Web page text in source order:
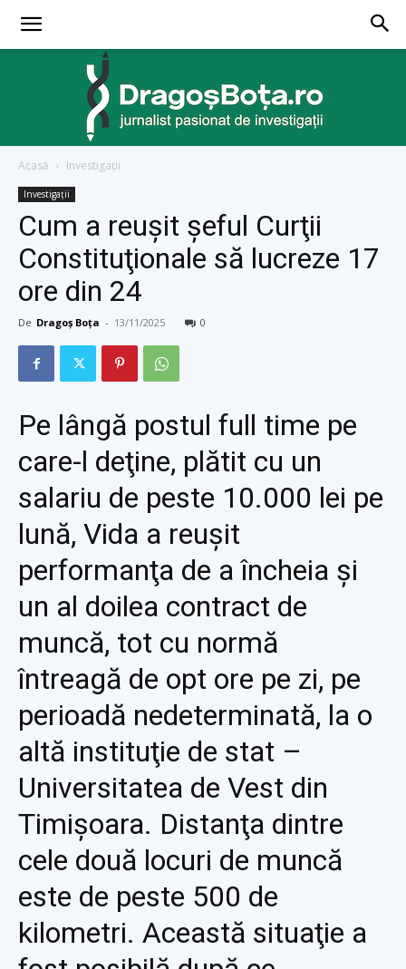
Acasă Investigaţii
Investigaţii
Cum a reuşit șeful Curţii
Constituţionale să lucreze 17
ore din 24
De Dragoș Boța - 13/11/2025 0
Pe lângă postul full time pe
care-l deţine, plătit cu un
salariu de peste 10.000 lei pe
lună, Vida a reuşit
performanţa de a încheia şi
un al doilea contract de
muncă, tot cu normă
întreagă de opt ore pe zi, pe
perioadă nedeterminată, la o
altă instituţie de stat –
Universitatea de Vest din
Timişoara. Distanţa dintre
cele două locuri de muncă
este de peste 500 de
kilometri. Această situaţie a